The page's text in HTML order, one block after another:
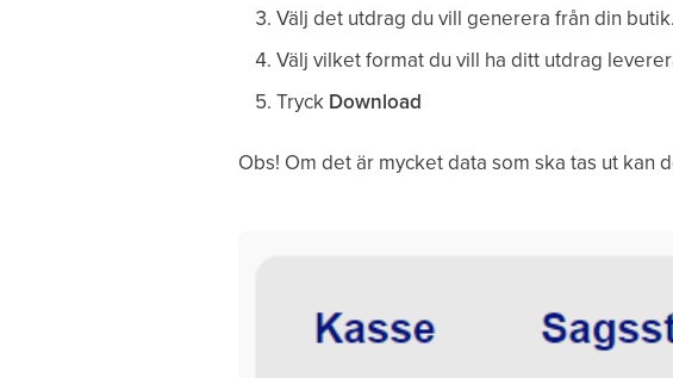
Välj det utdrag du vill generera från din butik.
Välj vilket format du vill ha ditt utdrag
Tryck Download
Obs! Om det är mycket data som ska tas ut